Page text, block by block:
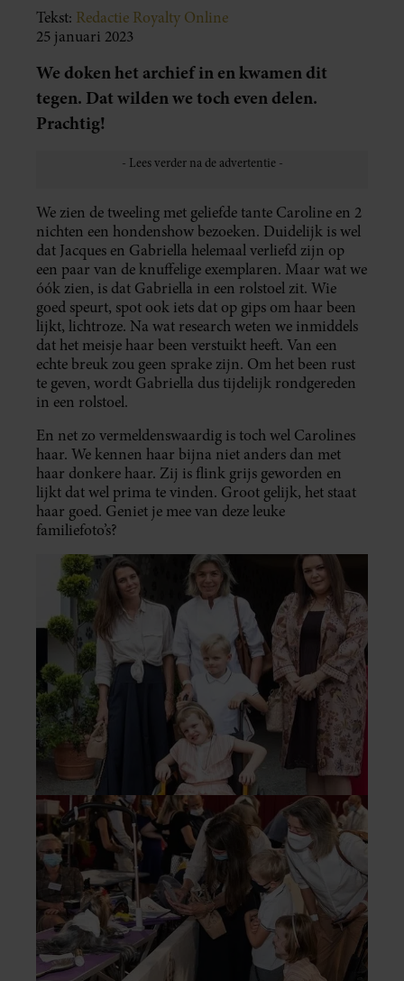
Tekst: Redactie Royalty Online
25 januari 2023
We doken het archief in en kwamen dit
tegen. Dat wilden we toch even delen.
Prachtig!
We zien de tweeling met geliefde tante Caroline en 2
nichten een hondenshow bezoeken. Duidelijk is wel
dat Jacques en Gabriella helemaal verliefd zijn op
een paar van de knuffelige exemplaren. Maar wat we
óók zien, is dat Gabriella in een rolstoel zit. Wie
goed speurt, spot ook iets dat op gips om haar been
lijkt, lichtroze. Na wat research weten we inmiddels
dat het meisje haar been verstuikt heeft. Van een
echte breuk zou geen sprake zijn. Om het been rust
te geven, wordt Gabriella dus tijdelijk rondgereden
in een rolstoel.
En net zo vermeldenswaardig is toch wel Carolines
haar. We kennen haar bijna niet anders dan met
haar donkere haar. Zij is flink grijs geworden en
lijkt dat wel prima te vinden. Groot gelijk, het staat
haar goed. Geniet je mee van deze leuke
familiefoto’s?